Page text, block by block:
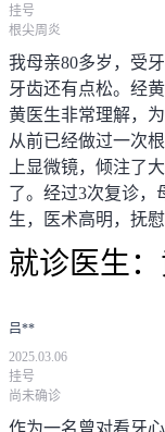
挂号
根尖周炎
我母亲80多岁，受
牙齿还有点松。经
黄医生非常理解，
从前已经做过一次
上显微镜，倾注了
了。经过3次复诊，
生，医术高明，抚慰
就诊医生：
吕**
2025.03.06
挂号
尚未确诊
作为一名曾对看牙